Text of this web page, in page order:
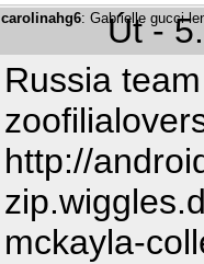
carolinahg6: Gabrielle gucci
Út -
Russia
http://
mckayla-